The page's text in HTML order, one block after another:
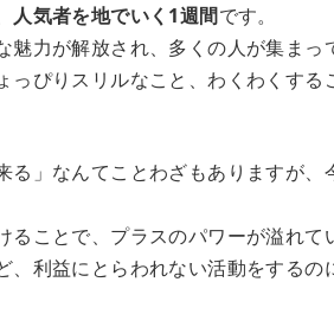
人気者を地でいく1週間です。
魅力が解放され、多くの人が集まっ
っぴりスリルなこと、わくわくす
る」なんてことわざもありますが、
ることで、プラスのパワーが溢れて
、利益にとらわれない活動をするの